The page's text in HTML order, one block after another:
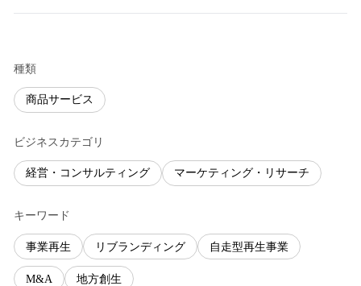
種類
商品サービス
ビジネスカテゴリ
経営・コンサルティング マーケティング・リサーチ
キーワード
事業再生 リブランディング 自走型再生事業
M&A 地方創生